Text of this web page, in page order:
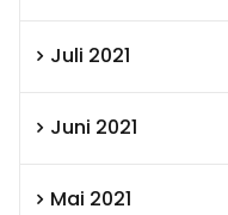
Juli 2021
Juni 2021
Mai 2021